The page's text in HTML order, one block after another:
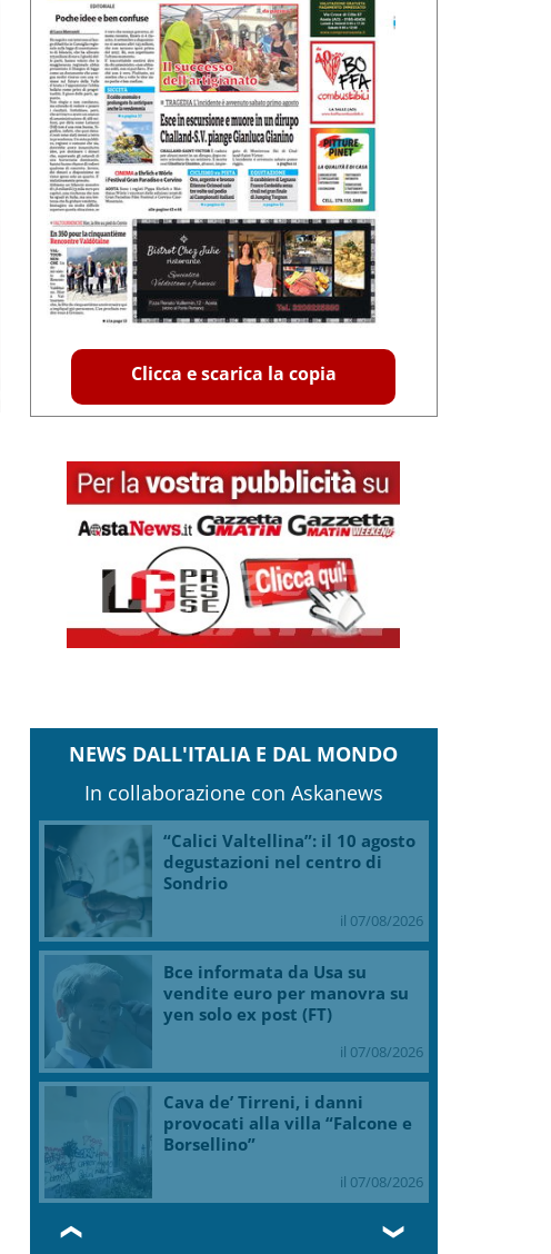
Clicca e scarica la copia
NEWS DALL'ITALIA E DAL MONDO
In collaborazione con Askanews
“Calici Valtellina”: il 10 agosto
degustazioni nel centro di
Sondrio
il 07/08/2026
Bce informata da Usa su
vendite euro per manovra su
yen solo ex post (FT)
il 07/08/2026
Cava de’ Tirreni, i danni
provocati alla villa “Falcone e
Borsellino”
il 07/08/2026
❮ ❯